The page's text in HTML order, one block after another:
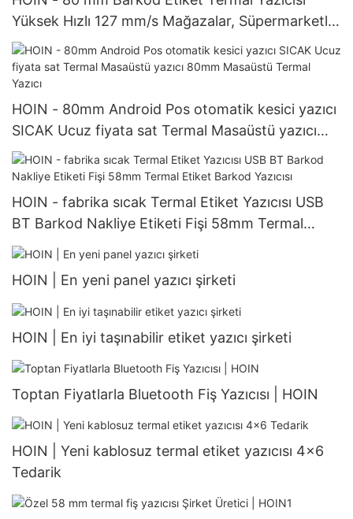
Yüksek Hızlı 127 mm/s Mağazalar, Süpermarketler
ve Depolar İçin Termal Etiket Barkod Yazıcısı
HOIN - 80mm Android Pos otomatik kesici yazıcı
SICAK Ucuz fiyata sat Termal Masaüstü yazıcı
80mm Masaüstü Termal Yazıcı
HOIN - fabrika sıcak Termal Etiket Yazıcısı USB
BT Barkod Nakliye Etiketi Fişi 58mm Termal
Etiket Barkod Yazıcısı
HOIN | En yeni panel yazıcı şirketi
HOIN | En iyi taşınabilir etiket yazıcı şirketi
Toptan Fiyatlarla Bluetooth Fiş Yazıcısı | HOIN
HOIN | Yeni kablosuz termal etiket yazıcısı 4x6
Tedarik